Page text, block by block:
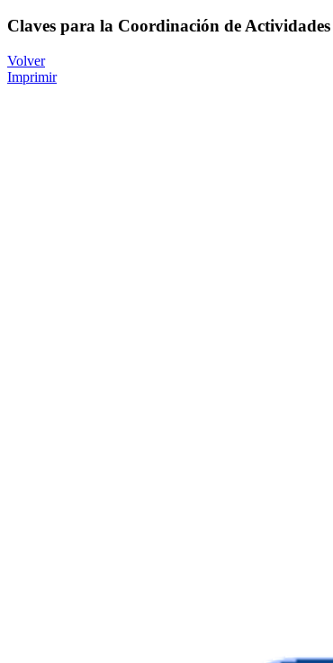
Claves para la Coordinación de
Volver
Imprimir